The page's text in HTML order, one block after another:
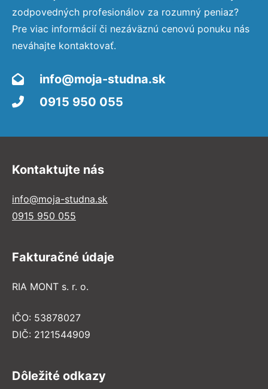
zodpovedných profesionálov za rozumný peniaz?
Pre viac informácií či nezáväznú cenovú ponuku nás
neváhajte kontaktovať.
info@moja-studna.sk
0915 950 055
Kontaktujte nás
info@moja-studna.sk
0915 950 055
Fakturačné údaje
RIA MONT s. r. o.
IČO: 53878027
DIČ: 2121544909
Dôležité odkazy